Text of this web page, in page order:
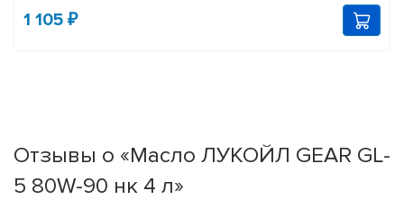
1 105 ₽
Отзывы о «Масло ЛУКОЙЛ GEAR GL-
5 80W-90 нк 4 л»